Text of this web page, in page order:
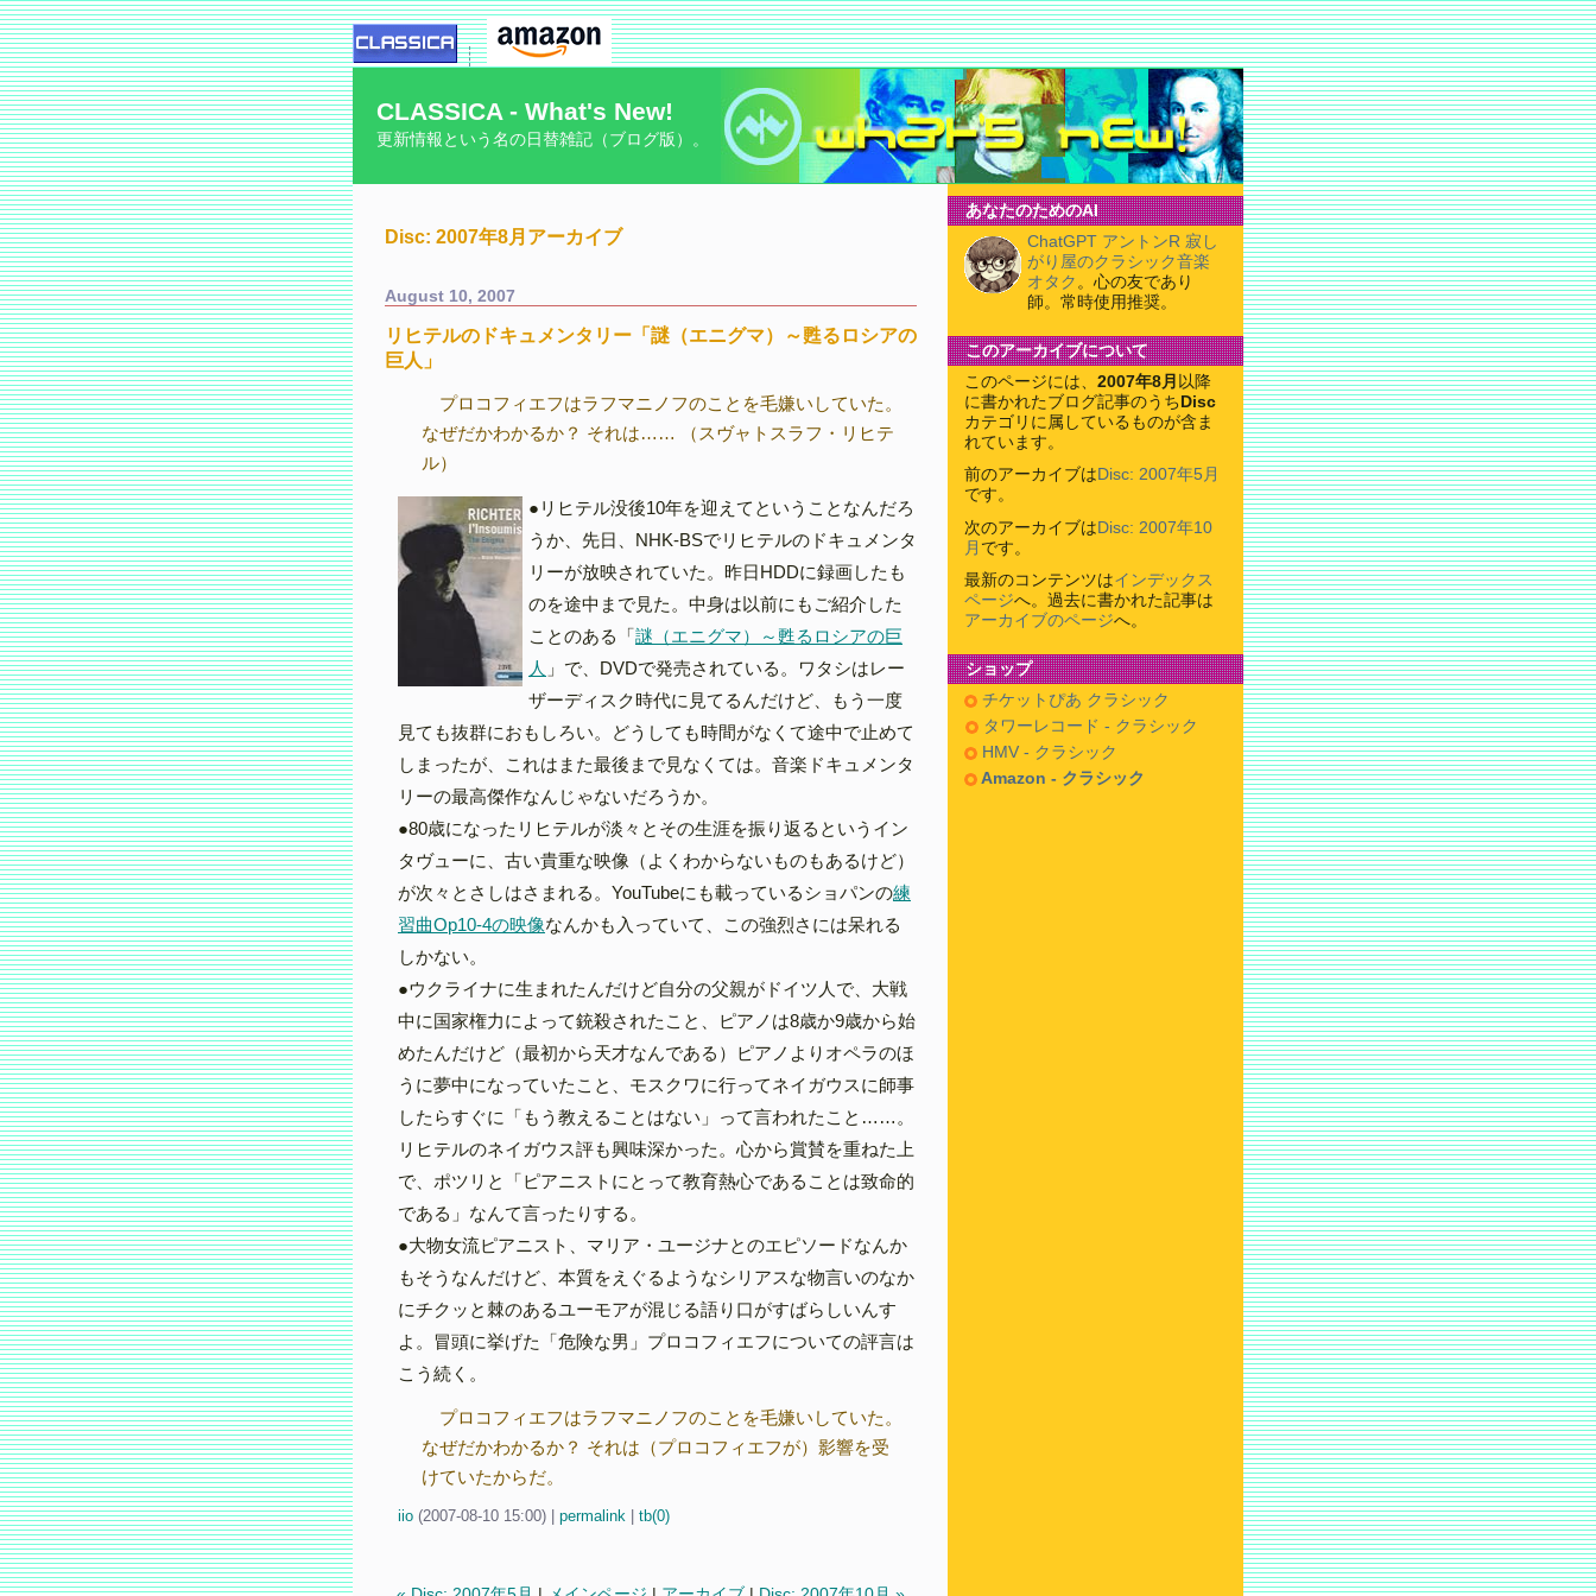
CLASSICA - What's New!
更新情報という名の日替雑記（ブログ版）。
Disc: 2007年8月アーカイブ
August 10, 2007
リヒテルのドキュメンタリー「謎（エニグマ）～甦るロシアの
巨人」
プロコフィエフはラフマニノフのことを毛嫌いしていた。
なぜだかわかるか？ それは…… （スヴャトスラフ・リヒテ
ル）
●リヒテル没後10年を迎えてということなんだろ
うか、先日、NHK-BSでリヒテルのドキュメンタ
リーが放映されていた。昨日HDDに録画したも
のを途中まで見た。中身は以前にもご紹介した
ことのある「謎（エニグマ）～甦るロシアの巨
人 」で、DVDで発売されている。ワタシはレー
ザーディスク時代に見てるんだけど、もう一度
見ても抜群におもしろい。どうしても時間がなくて途中で止めて
しまったが、これはまた最後まで見なくては。音楽ドキュメンタ
リーの最高傑作なんじゃないだろうか。
●80歳になったリヒテルが淡々とその生涯を振り返るというイン
タヴューに、古い貴重な映像（よくわからないものもあるけど）
が次々とさしはさまれる。YouTubeにも載っているショパンの練
習曲Op10-4の映像なんかも入っていて、この強烈さには呆れる
しかない。
●ウクライナに生まれたんだけど自分の父親がドイツ人で、大戦
中に国家権力によって銃殺されたこと、ピアノは8歳か9歳から始
めたんだけど（最初から天才なんである）ピアノよりオペラのほ
うに夢中になっていたこと、モスクワに行ってネイガウスに師事
したらすぐに「もう教えることはない」って言われたこと……。
リヒテルのネイガウス評も興味深かった。心から賞賛を重ねた上
で、ポツリと「ピアニストにとって教育熱心であることは致命的
である」なんて言ったりする。
●大物女流ピアニスト、マリア・ユージナとのエピソードなんか
もそうなんだけど、本質をえぐるようなシリアスな物言いのなか
にチクッと棘のあるユーモアが混じる語り口がすばらしいんす
よ。冒頭に挙げた「危険な男」プロコフィエフについての評言は
こう続く。
プロコフィエフはラフマニノフのことを毛嫌いしていた。
なぜだかわかるか？ それは（プロコフィエフが）影響を受
けていたからだ。
iio (2007-08-10 15:00) permalink tb(0)
あなたのためのAI
ChatGPT アントンR 寂し
がり屋のクラシック音楽
オタク 。心の友であり
師。常時使用推奨。
このアーカイブについて
このページには、 2007年8月 以降
に書かれたブログ記事のうち Disc
カテゴリに属しているものが含ま
れています。
前のアーカイブは Disc: 2007年5月
です。
次のアーカイブはDisc: 2007年10
月 です。
最新のコンテンツはインデックス
ページへ。過去に書かれた記事は
アーカイブのページへ。
ショップ
チケットぴあ クラシック
タワーレコード - クラシック
HMV - クラシック
Amazon - クラシック